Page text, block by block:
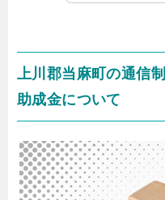
上川郡当麻町の通信
助成金について